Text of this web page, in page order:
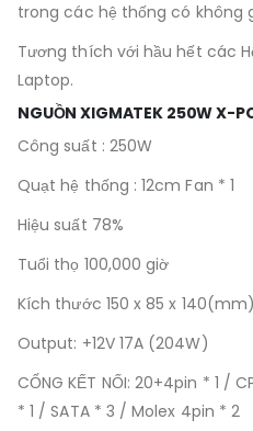
trong các hệ thống có không
Tương thích với hầu hết các
Laptop.
NGUỒN XIGMATEK 250W X-
Công suất : 250W
Quạt hệ thống : 12cm Fan * 1
Hiệu suất 78%
Tuổi thọ 100,000 giờ
Kích thước 150 x 85 x 140(mm)
Output: +12V 17A (204W)
CỔNG KẾT NỐI: 20+4pin * 1 /
* 1 / SATA * 3 / Molex 4pin * 2